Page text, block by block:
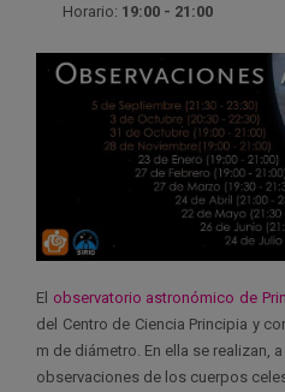
Horario: 19:00 - 21:00
El observatorio astronómico de
del Centro de Ciencia Principia y
m de diámetro. En ella se realizan,
observaciones de los cuerpos